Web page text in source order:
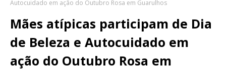
Autocuidado em ação do Outubro Rosa em Guarulhos
Mães atípicas participam de Dia
de Beleza e Autocuidado em
ação do Outubro Rosa em